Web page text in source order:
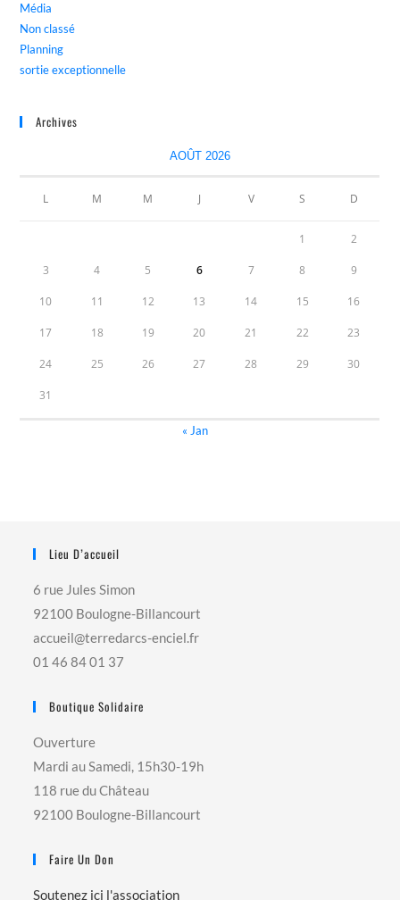
Média
Non classé
Planning
sortie exceptionnelle
Archives
AOÛT 2026
L M M J V S D
1 2
3 4 5 6 7 8 9
10 11 12 13 14 15 16
17 18 19 20 21 22 23
24 25 26 27 28 29 30
31
« Jan
Lieu D’accueil
6 rue Jules Simon
92100 Boulogne-Billancourt
accueil@terredarcs-enciel.fr
01 46 84 01 37
Boutique Solidaire
Ouverture
Mardi au Samedi, 15h30-19h
118 rue du Château
92100 Boulogne-Billancourt
Faire Un Don
Soutenez ici l'association